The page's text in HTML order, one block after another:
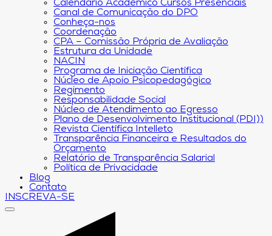
Calendário Acadêmico Cursos Presenciais
Canal de Comunicação do DPO
Conheça-nos
Coordenação
CPA – Comissão Própria de Avaliação
Estrutura da Unidade
NACIN
Programa de Iniciação Científica
Núcleo de Apoio Psicopedagógico
Regimento
Responsabilidade Social
Núcleo de Atendimento ao Egresso
Plano de Desenvolvimento Institucional (PDI))
Revista Científica Intelleto
Transparência Financeira e Resultados do
Orçamento
Relatório de Transparência Salarial
Política de Privacidade
Blog
Contato
INSCREVA-SE